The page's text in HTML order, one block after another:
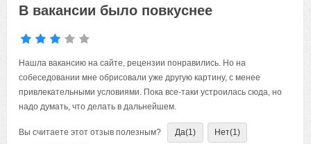
В вакансии было повкуснее
Нашла вакансию на сайте, рецензии понравились. Но на
собеседовании мне обрисовали уже другую картину, с менее
привлекательными условиями. Пока все-таки устроилась сюда, но
надо думать, что делать в дальнейшем.
Вы считаете этот отзыв полезным? Да(1) Нет(1)